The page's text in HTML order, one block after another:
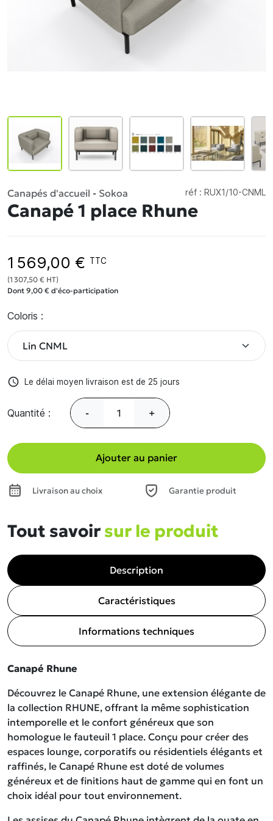
Canapés d'accueil - Sokoa réf : RUX1/10-CNML
Canapé 1 place Rhune
1 569,00 € TTC
(1 307,50 € HT)
Dont 9,00 € d'éco-participation
Coloris :
access_time Le délai moyen livraison est de 25 jours
Quantité : - +
Ajouter au panier
Livraison au choix Garantie produit
Tout savoir sur le produit
Description
Caractéristiques
Informations techniques
Canapé Rhune
Découvrez le Canapé Rhune, une extension élégante de
la collection RHUNE, offrant la même sophistication
intemporelle et le confort généreux que son
homologue le fauteuil 1 place. Conçu pour créer des
espaces lounge, corporatifs ou résidentiels élégants et
raffinés, le Canapé Rhune est doté de volumes
généreux et de finitions haut de gamme qui en font un
choix idéal pour tout environnement.